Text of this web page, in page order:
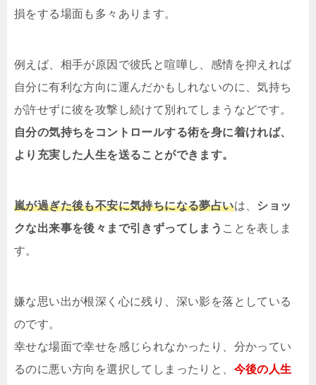
損をする場面も多々あります。
例えば、相手が原因で彼氏と喧嘩し、感情を抑えれば
自分に有利な方向に運んだかもしれないのに、気持ち
が許せずに彼を攻撃し続けて別れてしまうなどです。
自分の気持ちをコントロールする術を身に着ければ、
より充実した人生を送ることができます。
嵐が過ぎた後も不安に気持ちになる夢占いは、 ショッ
クな出来事を後々まで引きずってしまう ことを表しま
す。
嫌な思い出が根深く心に残り、深い影を落としている
のです。
幸せな場面で幸せを感じられなかったり、分かってい
るのに悪い方向を選択してしまったりと、 今後の人生